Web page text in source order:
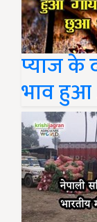
प्याज के
भाव हुआ